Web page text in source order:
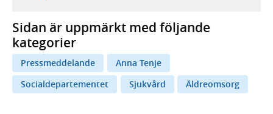
Sidan är uppmärkt med följande
kategorier
Pressmeddelande
Anna Tenje
Socialdepartementet
Sjukvård Äldreomsorg